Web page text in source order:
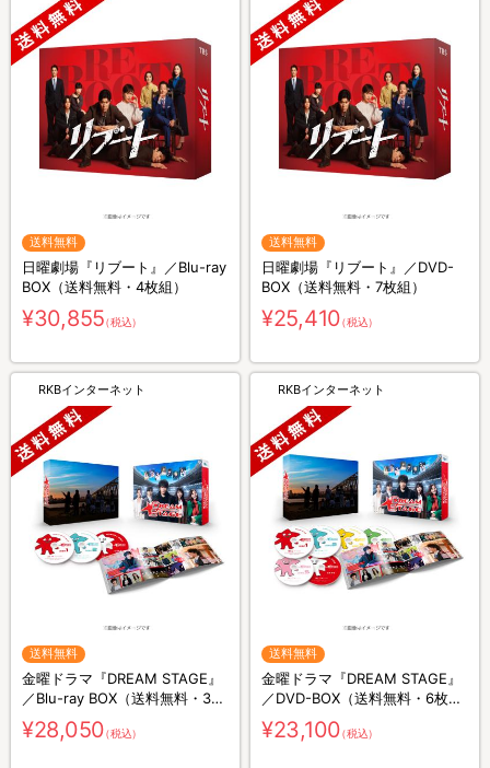
送料無料
日曜劇場『リブート』／Blu-ray
BOX（送料無料・4枚組）
¥30,855（税込）
送料無料
日曜劇場『リブート』／DVD-
BOX（送料無料・7枚組）
¥25,410（税込）
RKBインターネット
送料無料
金曜ドラマ『DREAM STAGE』
／Blu-ray BOX（送料無料・3枚
組）
¥28,050（税込）
RKBインターネット
送料無料
金曜ドラマ『DREAM STAGE』
／DVD-BOX（送料無料・6枚
組）
¥23,100（税込）